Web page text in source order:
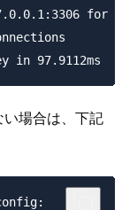
for
場合は、下記